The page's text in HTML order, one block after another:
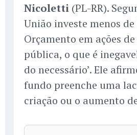
Nicoletti (PL-RR).
União investe menos de
Orçamento em ações
pública, o que é
do necessário’. Ele
fundo preenche uma
criação ou o aumento